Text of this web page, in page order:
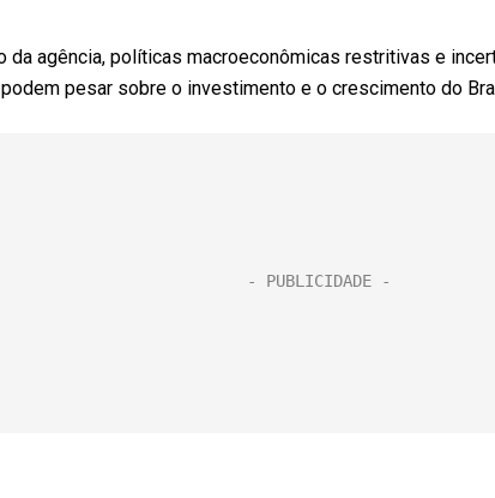
da agência, políticas macroeconômicas restritivas e
pesar sobre o investimento e o crescimento do